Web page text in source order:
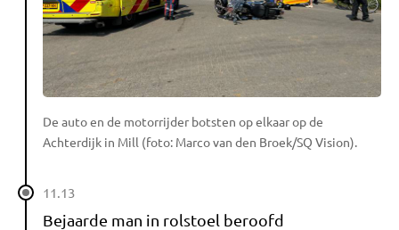
De auto en de motorrijder botsten op elkaar op de
Achterdijk in Mill (foto: Marco van den Broek/SQ Vision).
11.13
Bejaarde man in rolstoel beroofd